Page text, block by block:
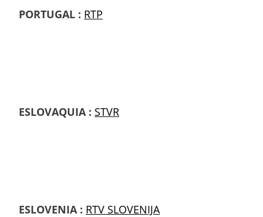
PORTUGAL : RTP
ESLOVAQUIA : STVR
ESLOVENIA : RTV SLOVENIJA